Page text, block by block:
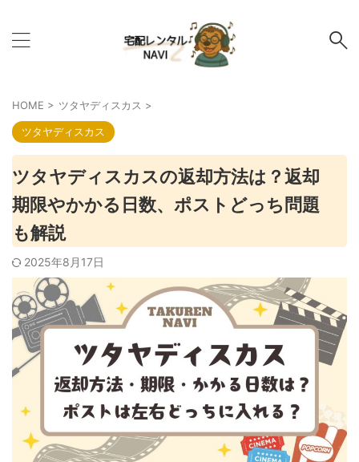
HOME > ツタヤディスカス >
ツタヤディスカス
ツタヤディスカスの返却方法は？返却
期限やかかる日数、ポストどっち問題
も解説
2025年8月17日